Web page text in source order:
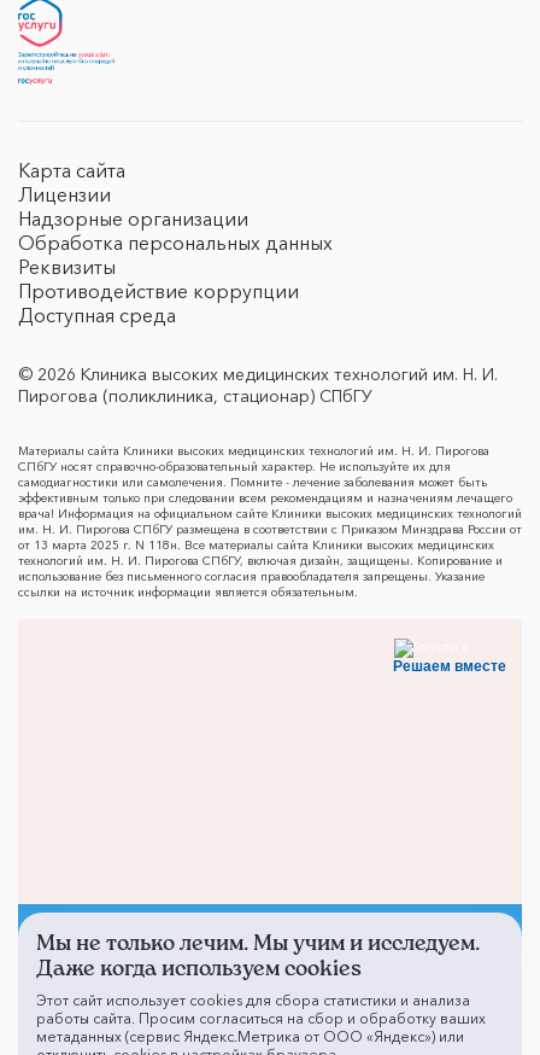
Карта сайта
Лицензии
Надзорные организации
Обработка персональных данных
Реквизиты
Противодействие коррупции
Доступная среда
© 2026 Клиника высоких медицинских технологий им. Н. И.
Пирогова (поликлиника, стационар) СПбГУ
Материалы сайта Клиники высоких медицинских технологий им. Н. И. Пирогова
СПбГУ носят справочно-образовательный характер. Не используйте их для
самодиагностики или самолечения. Помните - лечение заболевания может быть
эффективным только при следовании всем рекомендациям и назначениям лечащего
врача! Информация на официальном сайте Клиники высоких медицинских технологий
им. Н. И. Пирогова СПбГУ размещена в соответствии с Приказом Минздрава России от
от 13 марта 2025 г. N 118н. Все материалы сайта Клиники высоких медицинских
технологий им. Н. И. Пирогова СПбГУ, включая дизайн, защищены. Копирование и
использование без письменного согласия правообладателя запрещены. Указание
ссылки на источник информации является обязательным.
Решаем вместе
Не смогли записаться к
врачу?
Мы не только лечим. Мы учим и исследуем.
Даже когда используем cookies
Этот сайт использует cookies для сбора статистики и анализа
работы сайта. Просим согласиться на сбор и обработку ваших
метаданных (сервис Яндекс.Метрика от ООО «Яндекс») или